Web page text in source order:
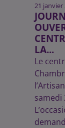
21 janvier
LA...
Le
samedi